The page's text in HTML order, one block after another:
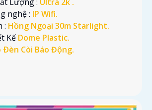
nghệ : IP Wifi.
: Hồng Ngoại 30m Starlight.
Kế Dome Plastic.
Ðèn Còi Báo Động.